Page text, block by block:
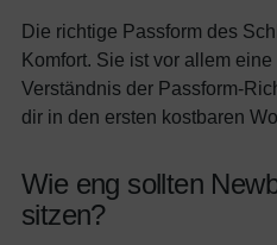
Die richtige Passform des
Komfort. Sie ist vor allem
Verständnis der Passform-
dir in den ersten kostbaren
Wie eng sollten
sitzen?